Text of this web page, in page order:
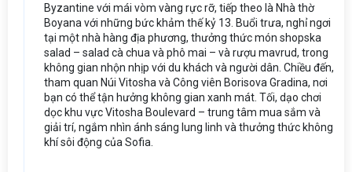
Byzantine với mái vòm vàng rực rỡ, tiếp theo là Nhà thờ
Boyana với những bức khảm thế kỷ 13. Buổi trưa, nghỉ ngơi
tại một nhà hàng địa phương, thưởng thức món shopska
salad – salad cà chua và phô mai – và rượu mavrud, trong
không gian nhộn nhịp với du khách và người dân. Chiều đến,
tham quan Núi Vitosha và Công viên Borisova Gradina, nơi
bạn có thể tận hưởng không gian xanh mát. Tối, dạo chơi
dọc khu vực Vitosha Boulevard – trung tâm mua sắm và
giải trí, ngắm nhìn ánh sáng lung linh và thưởng thức không
khí sôi động của Sofia.